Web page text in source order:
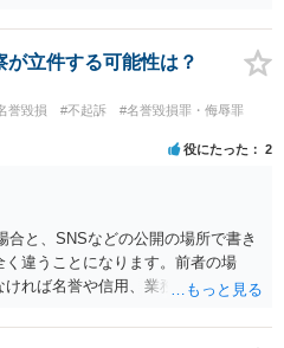
立件する可能性は？
誉毀損 #不起訴
#名誉毀損罪・侮辱罪
役にたった 2
と、SNSなどの公開の場所で書き
違うことになります。前者の場
れば名誉や信用、業務にかかる犯